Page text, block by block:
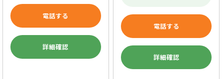
電話する
詳細確認
電話する
詳細確認